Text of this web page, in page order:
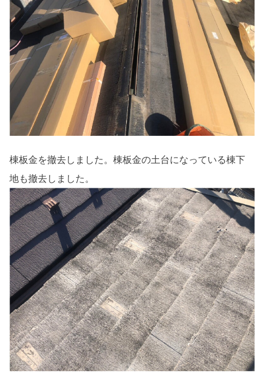
棟板金を撤去しました。棟板金の土台になっている棟下
地も撤去しました。